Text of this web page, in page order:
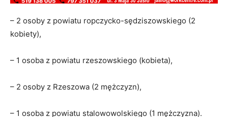
– 2 osoby z powiatu ropczycko-sędziszowskiego (2
kobiety),
– 1 osoba z powiatu rzeszowskiego (kobieta),
– 2 osoby z Rzeszowa (2 mężczyzn),
– 1 osoba z powiatu stalowowolskiego (1 mężczyzna).